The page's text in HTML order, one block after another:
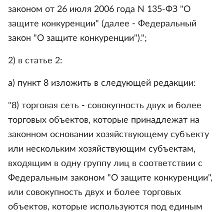
законом от 26 июля 2006 года N 135-ФЗ "О
защите конкуренции" (далее - Федеральный
закон "О защите конкуренции").";
2) в статье 2:
а) пункт 8 изложить в следующей редакции:
"8) торговая сеть - совокупность двух и более
торговых объектов, которые принадлежат на
законном основании хозяйствующему субъекту
или нескольким хозяйствующим субъектам,
входящим в одну группу лиц в соответствии с
Федеральным законом "О защите конкуренции",
или совокупность двух и более торговых
объектов, которые используются под единым